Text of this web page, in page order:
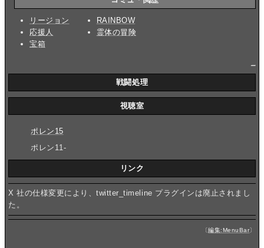
リージョン
応援人
宝箱
RAINBOW
霊体の冒険
戦闘処理
視聴室
ポレン15
ポレン11-
リンク
X 社の仕様変更により、twitter_timeline プラグインは廃止されまし
た。
〔編集:MenuBar〕